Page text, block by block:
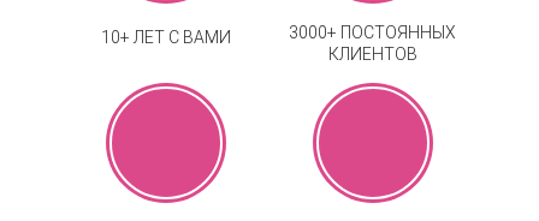
10+ ЛЕТ С ВАМИ
3000+ ПОСТОЯННЫХ
КЛИЕНТОВ